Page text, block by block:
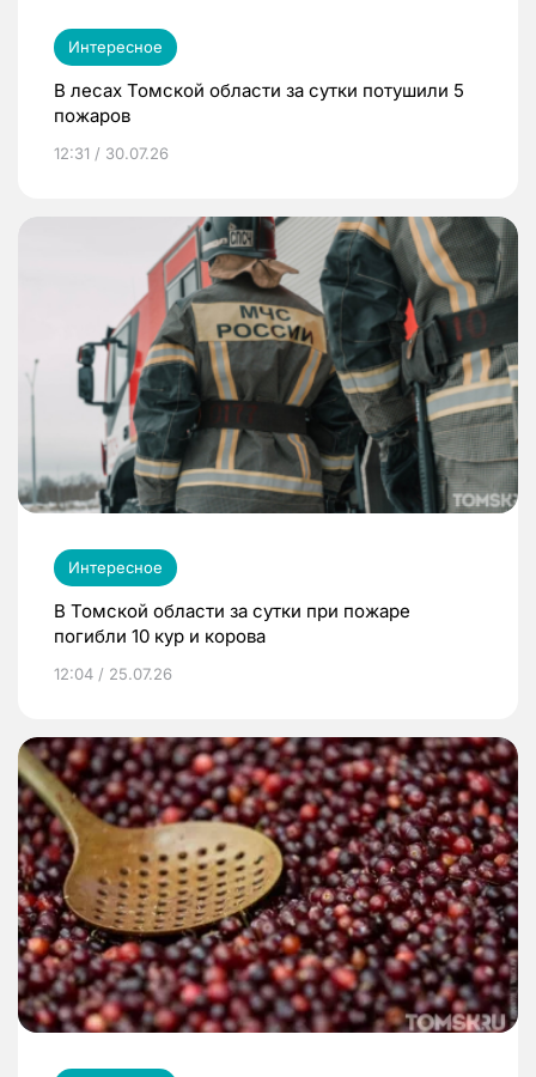
Интересное
В лесах Томской области за сутки потушили 5
пожаров
12:31 / 30.07.26
Интересное
В Томской области за сутки при пожаре
погибли 10 кур и корова
12:04 / 25.07.26